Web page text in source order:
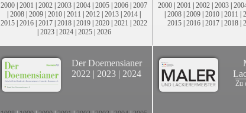
2000 | 2001 | 2002 | 2003 | 2004 | 2005 | 2006 | 2007
| 2008 | 2009 | 2010 | 2011 | 2012 | 2013 | 2014 |
2015 | 2016 | 2017 | 2018 | 2019 | 2020 | 2021 | 2022
| 2023| 2024| 2025| 2026
2000 | 2001 | 2002 | 2003 |
| 2008 | 2009 | 2010 | 2011 |
2015 | 2016 | 2017 | 2018 |
Der Doemensianer
2022 | 2023 | 2024
Zu